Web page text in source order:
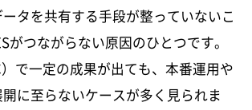
タを共有する手段が整っていないこ
がつながらない原因のひとつです。
で一定の成果が出ても、本番運用や
に至らないケースが多く見られま